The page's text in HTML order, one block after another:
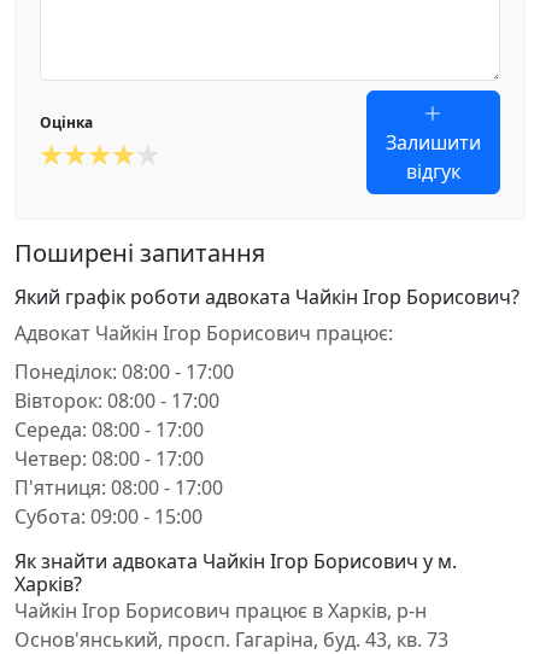
Оцінка
Залишити
відгук
Поширені запитання
Який графік роботи адвоката Чайкін Ігор Борисович?
Адвокат Чайкін Ігор Борисович працює:
Понеділок: 08:00 - 17:00
Вівторок: 08:00 - 17:00
Середа: 08:00 - 17:00
Четвер: 08:00 - 17:00
П'ятниця: 08:00 - 17:00
Субота: 09:00 - 15:00
Як знайти адвоката Чайкін Ігор Борисович у м.
Харків?
Чайкін Ігор Борисович працює в Харків, р-н
Основ'янський, просп. Гагаріна, буд. 43, кв. 73